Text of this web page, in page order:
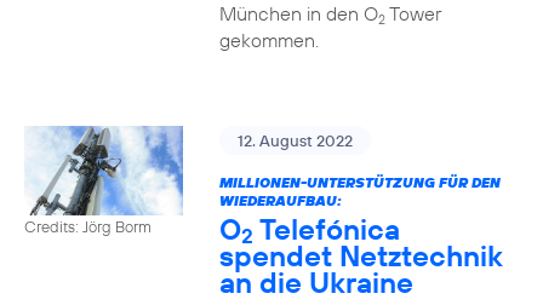
München in den O2Tower
gekommen.
Credits: Jörg Borm
12. August 2022
MILLIONEN-UNTERSTÜTZUNG FÜR DEN
WIEDERAUFBAU:
O2 Telefónica
spendet Netztechnik
an die Ukraine